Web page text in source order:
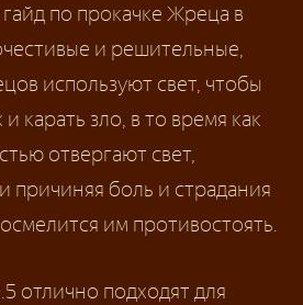
по прокачке Жреца в
и решительные,
используют свет, чтобы
карать зло, в то время как
отвергают свет,
причиняя боль и страдания
им противостоять.
отлично подходят для